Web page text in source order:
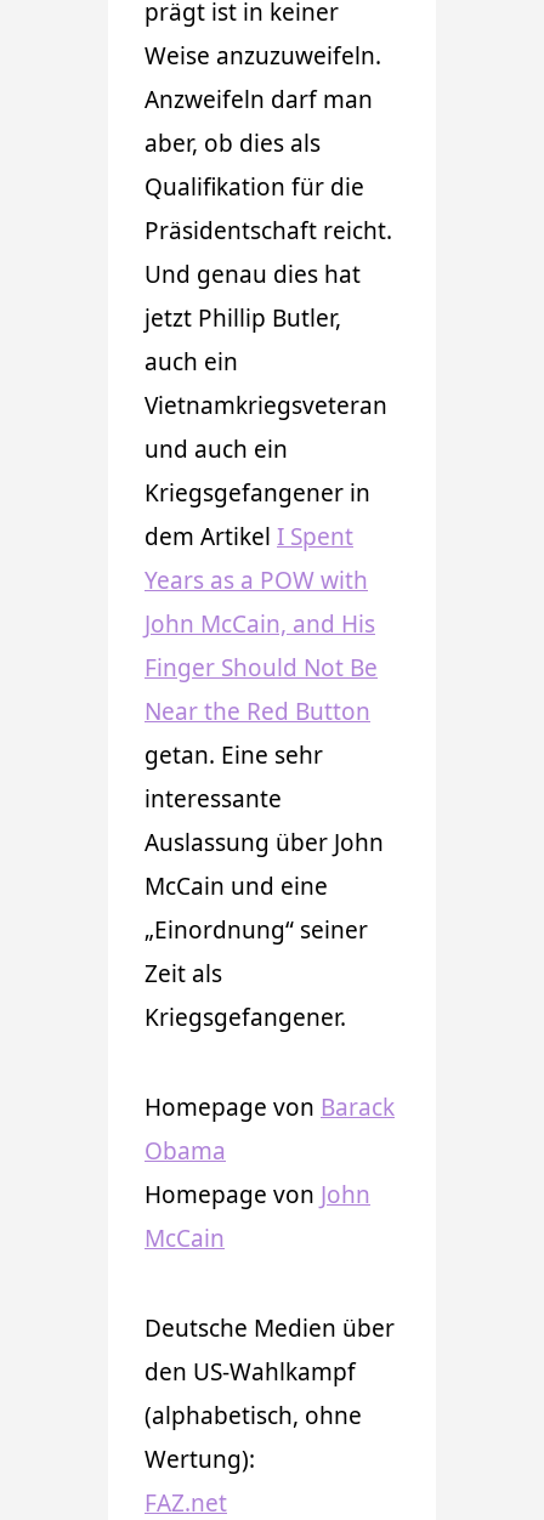
prägt ist in keiner
Weise anzuzuweifeln.
Anzweifeln darf man
aber, ob dies als
Qualifikation für die
Präsidentschaft reicht.
Und genau dies hat
jetzt Phillip Butler,
auch ein
Vietnamkriegsveteran
und auch ein
Kriegsgefangener in
dem Artikel I Spent
Years as a POW with
John McCain, and His
Finger Should Not Be
Near the Red Button
getan. Eine sehr
interessante
Auslassung über John
McCain und eine
„Einordnung“ seiner
Zeit als
Kriegsgefangener.
Homepage von Barack
Obama
Homepage von John
McCain
Deutsche Medien über
den US-Wahlkampf
(alphabetisch, ohne
Wertung):
FAZ.net